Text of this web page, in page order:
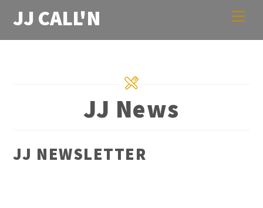
content
JJ CALL'N
JJ News
JJ NEWSLETTER